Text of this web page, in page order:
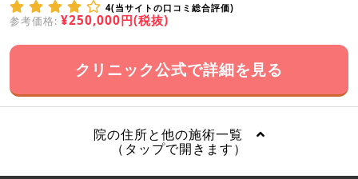
4(当サイトの口コミ総合評価)
参考価格: ¥250,000円(税抜)
クリニック公式で詳細を見る
院の住所と他の施術一覧
（タップで開きます）